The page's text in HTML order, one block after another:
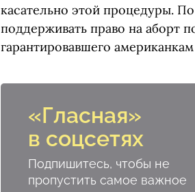
касательно этой процедуры.
поддерживать право на аборт
гарантировавшего
«Гласная»
в соцсетях
Подпишитесь, чтобы не
пропустить самое важное